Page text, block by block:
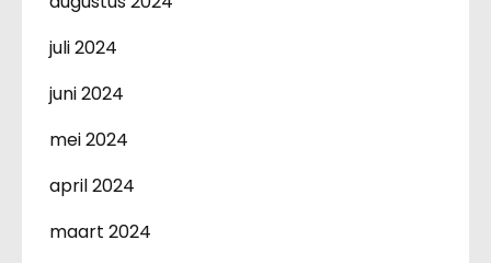
juli 2024
juni 2024
mei 2024
april 2024
maart 2024